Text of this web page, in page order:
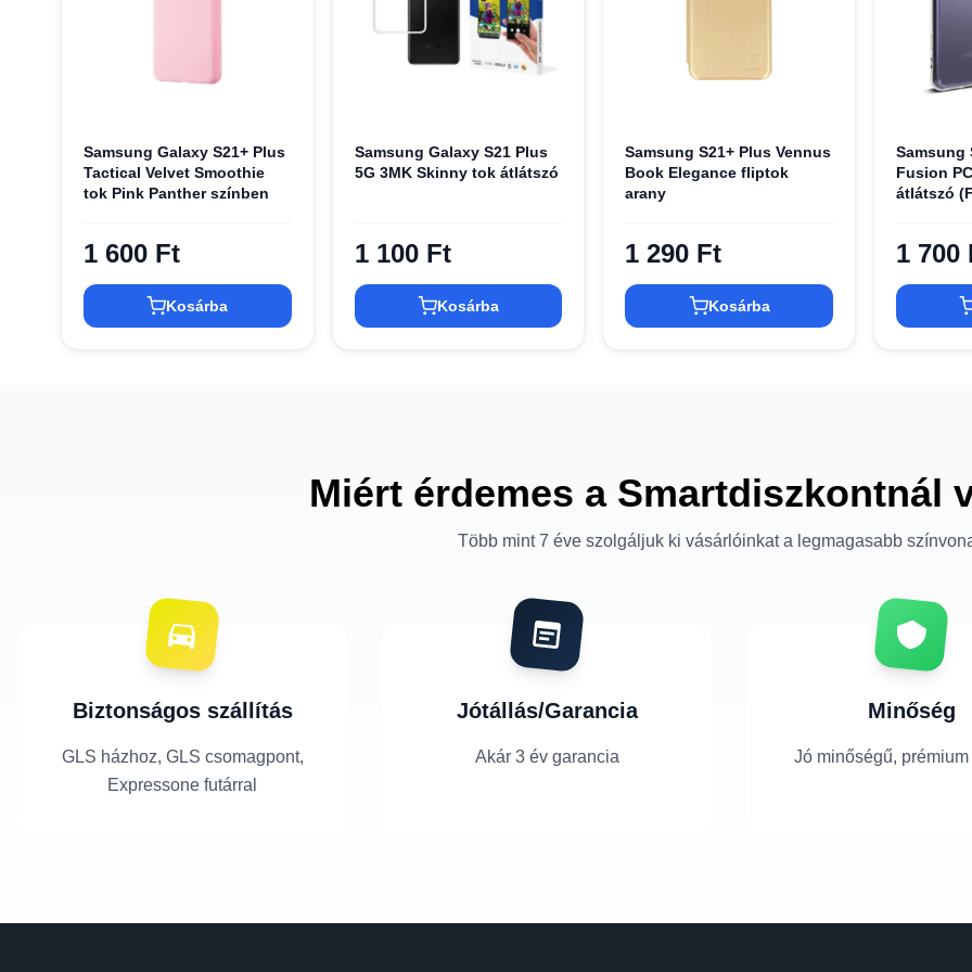
Samsung Galaxy S21+ Plus
Tactical Velvet Smoothie
tok Pink Panther színben
1 600 Ft
Kosárba
Samsung Galaxy S21 Plus
5G 3MK Skinny tok átlátszó
1 100 Ft
Kosárba
Samsung S21+ Plus Vennus
Book Elegance fliptok
arany
1 290 Ft
Kosárba
Samsung
Fusion
átlátszó
1 700
Miért érdemes a Smartdiszkontnál
Több mint 7 éve szolgáljuk ki vásárlóinkat a legmagasabb
Biztonságos szállítás
GLS házhoz, GLS csomagpont,
Expressone futárral
Jótállás/Garancia
Akár 3 év garancia
Minőség
Jó minőségű, prémium